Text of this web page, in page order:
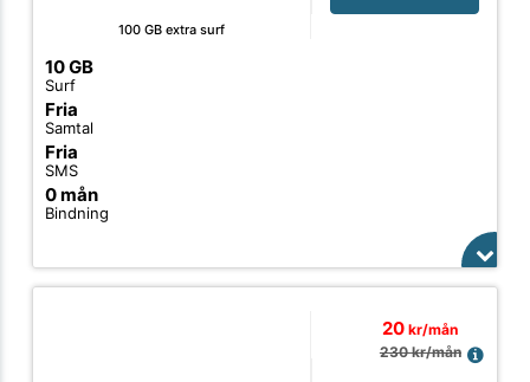
100 GB extra surf
10 GB
Surf
Fria
Samtal
Fria
SMS
0 mån
Bindning
20 kr/mån
230 kr/mån